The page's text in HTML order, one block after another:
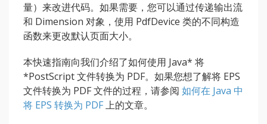
量）来改进代码。如果需要，您可以通过传递输出流
和 Dimension 对象，使用 PdfDevice 类的不同构造
函数来更改默认页面大小。
本快速指南向我们介绍了如何使用 Java* 将
*PostScript 文件转换为 PDF。如果您想了解将 EPS
文件转换为 PDF 文件的过程，请参阅 如何在 Java 中
将 EPS 转换为 PDF上的文章。